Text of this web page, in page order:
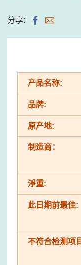
分享:
产品名称:
品牌:
原产地:
制造商：
淨重:
此日期前最佳:
不符合检测项